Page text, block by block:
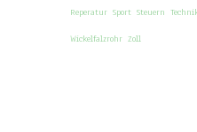
Reperatur Sport Steuern
Wickelfalzrohr Zoll